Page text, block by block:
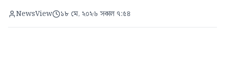
NewsView ১৮ মে, ২০২৬ সকাল ৭:৫৪